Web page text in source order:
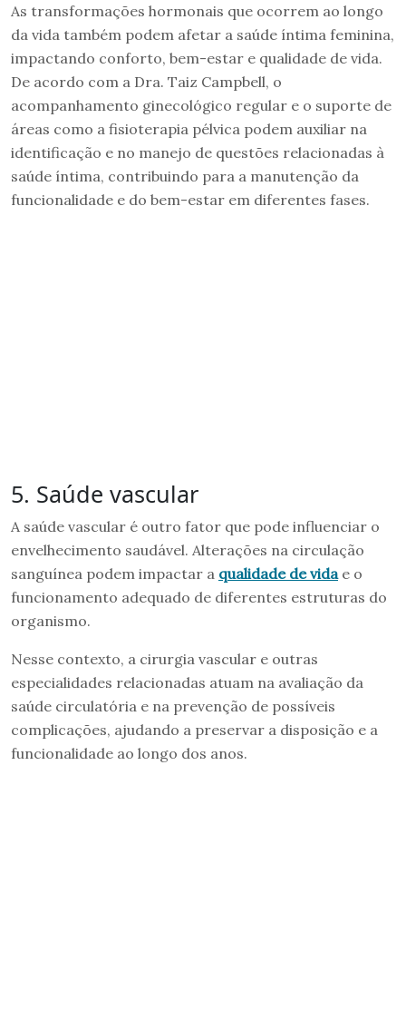
As transformações hormonais que ocorrem ao longo
da vida também podem afetar a saúde íntima feminina,
impactando conforto, bem-estar e qualidade de vida.
De acordo com a Dra. Taiz Campbell, o
acompanhamento ginecológico regular e o suporte de
áreas como a fisioterapia pélvica podem auxiliar na
identificação e no manejo de questões relacionadas à
saúde íntima, contribuindo para a manutenção da
funcionalidade e do bem-estar em diferentes fases.
5. Saúde vascular
A saúde vascular é outro fator que pode influenciar o
envelhecimento saudável. Alterações na circulação
sanguínea podem impactar a qualidade de vidae o
funcionamento adequado de diferentes estruturas do
organismo.
Nesse contexto, a cirurgia vascular e outras
especialidades relacionadas atuam na avaliação da
saúde circulatória e na prevenção de possíveis
complicações, ajudando a preservar a disposição e a
funcionalidade ao longo dos anos.